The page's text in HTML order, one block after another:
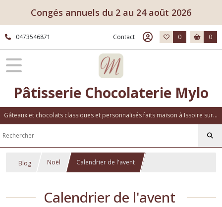
Congés annuels du 2 au 24 août 2026
0473546871 Contact 0 0
Pâtisserie Chocolaterie Mylo
Gâteaux et chocolats classiques et personnalisés faits maison à Issoire sur place ou à emporter
Blog Noël Calendrier de l'avent
Calendrier de l'avent